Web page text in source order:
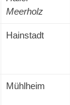
Meerholz
Hainstadt
Mühlheim